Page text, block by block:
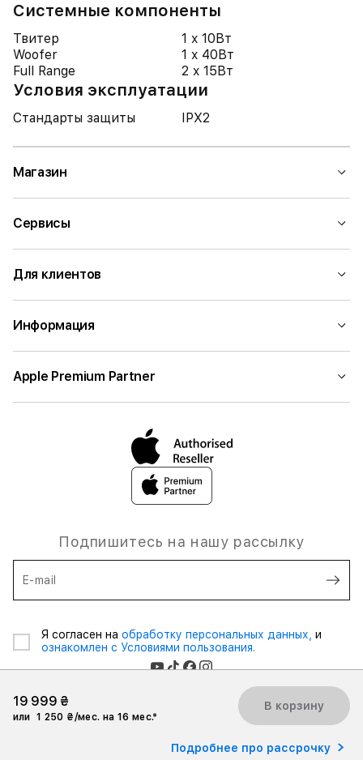
Системные компоненты
Твитер
1 x 10Вт
Woofer
1 x 40Вт
Full Range
2 x 15Вт
Условия эксплуатации
Стандарты защиты IPX2
19 999 ₴
или 1 250 ₴/мес. на 16 мес.*
В корзину
Подробнее про рассрочку
Магазин
Сервисы
Для клиентов
Информация
Apple Premium Partner
Подпишитесь на нашу рассылку
E-mail
Я согласен на обработку персональных данных, и
ознакомлен с Условиями пользования.
2026 iSpace Ukraine. Все права защищены.